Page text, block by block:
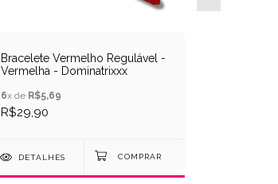
Bracelete Vermelho Regulável -
Vermelha - Dominatrixxx
6x de R$5,69
R$29,90
DETALHES